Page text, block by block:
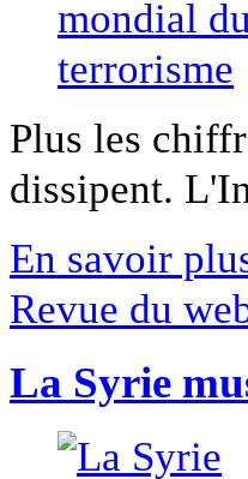
Plus les
dissipent.
En savoir
Revue du
La Syrie